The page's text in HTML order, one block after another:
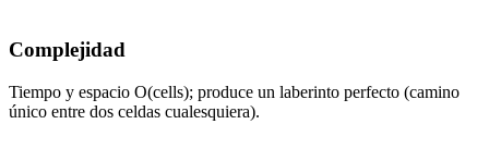
Complejidad
Tiempo y espacio O(cells); produce un laberinto perfecto (camino
único entre dos celdas cualesquiera).